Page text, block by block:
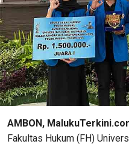
AMBON,
Fakultas Hukum (FH)